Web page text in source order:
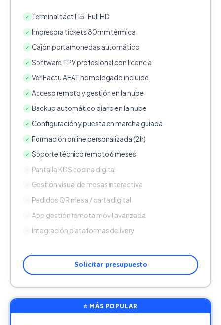
✓ Terminal táctil 15" Full HD
✓ Impresora tickets 80mm térmica
✓ Cajón portamonedas automático
✓ Software TPV profesional con licencia
✓ VeriFactu AEAT homologado incluido
✓ Acceso remoto y gestión en la nube
✓ Backup automático diario en la nube
✓ Configuración y puesta en marcha guiada
✓ Formación online personalizada (2h)
✓ Soporte técnico remoto 6 meses
Pantalla KDS cocina digital
Gestión visual de mesas interactiva
Pedidos QR mesa / carta digital
App gestión remota móvil avanzada
Integración plataformas delivery
Solicitar presupuesto
⭐ MÁS POPULAR